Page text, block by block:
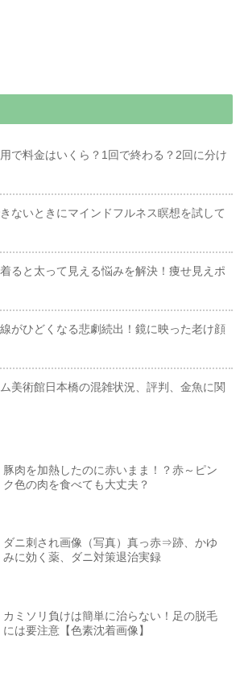
で料金はいくら？1回で終わる？2回に分け
ないときにマインドフルネス瞑想を試して
ると太って見える悩みを解決！痩せ見えポ
がひどくなる悲劇続出！鏡に映った老け顔
美術館日本橋の混雑状況、評判、金魚に関
豚肉を加熱したのに赤いまま！？赤～ピン
ク色の肉を食べても大丈夫？
ダニ刺され画像（写真）真っ赤⇒跡、かゆ
みに効く薬、ダニ対策退治実録
カミソリ負けは簡単に治らない！足の脱毛
には要注意【色素沈着画像】